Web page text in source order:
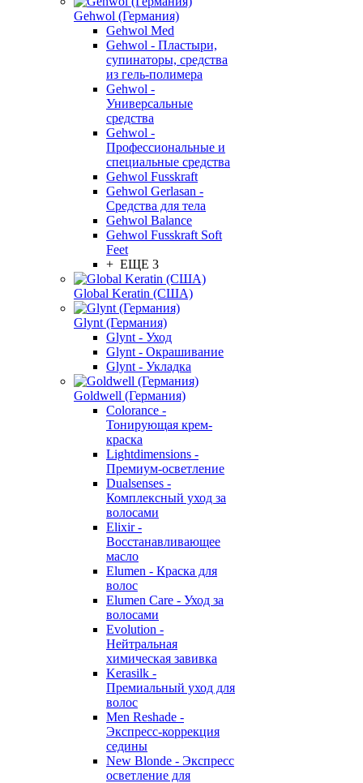
Gehwol (Германия)
Gehwol Med
Gehwol - Пластыри,
супинаторы, средства
из гель-полимера
Gehwol -
Универсальные
средства
Gehwol -
Профессиональные и
специальные средства
Gehwol Fusskraft
Gehwol Gerlasan -
Средства для тела
Gehwol Balance
Gehwol Fusskraft Soft
Feet
+ ЕЩЕ 3
Global Keratin (США)
Glynt (Германия)
Glynt - Уход
Glynt - Окрашивание
Glynt - Укладка
Goldwell (Германия)
Colorance -
Тонирующая крем-
краска
Lightdimensions -
Премиум-осветление
Dualsenses -
Комплексный уход за
волосами
Elixir -
Восстанавливающее
масло
Elumen - Краска для
волос
Elumen Care - Уход за
волосами
Evolution -
Нейтральная
химическая завивка
Kerasilk -
Премиальный уход для
волос
Men Reshade -
Экспресс-коррекция
седины
New Blonde - Экспресс
осветление для